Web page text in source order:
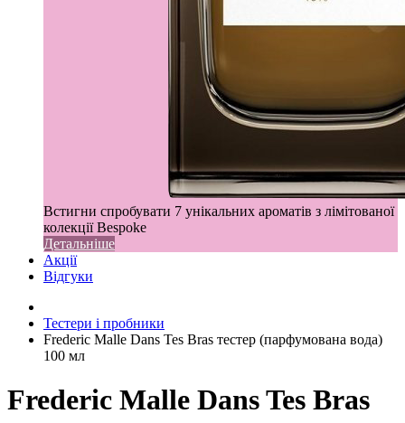
Встигни спробувати 7 унікальних ароматів з лімітованої
колекції Bespoke
Детальніше
Акції
Відгуки
Тестери і пробники
Frederic Malle Dans Tes Bras тестер (парфумована вода)
100 мл
Frederic Malle Dans Tes Bras